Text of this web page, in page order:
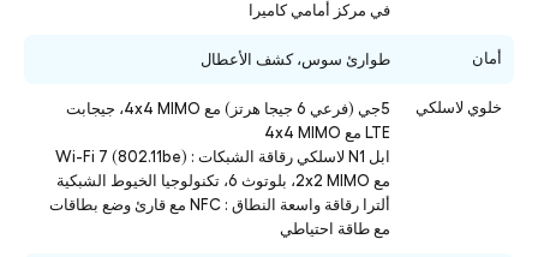
في مركز أمامي كاميرا
أمان طوارئ سوس، كشف الأعطال
خلوي لاسلكي
5جي (فرعي 6 جيجا هرتز) مع 4x4 MIMO، جيجابت
LTE مع 4x4 MIMO
ابل N1 لاسلكي رقاقة الشبكات : Wi-Fi 7 (802.11be)
مع 2x2 MIMO، بلوتوث 6، تكنولوجيا الخيوط الشبكية
ألترا رقاقة واسعة النطاق : NFC مع قارئ وضع بطاقات
مع طاقة احتياطي